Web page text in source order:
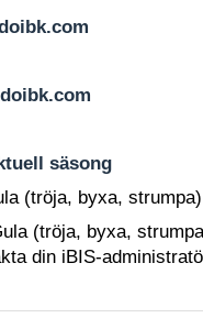
säsong
(tröja, byxa, strumpa)
(tröja, byxa,
din iBIS-